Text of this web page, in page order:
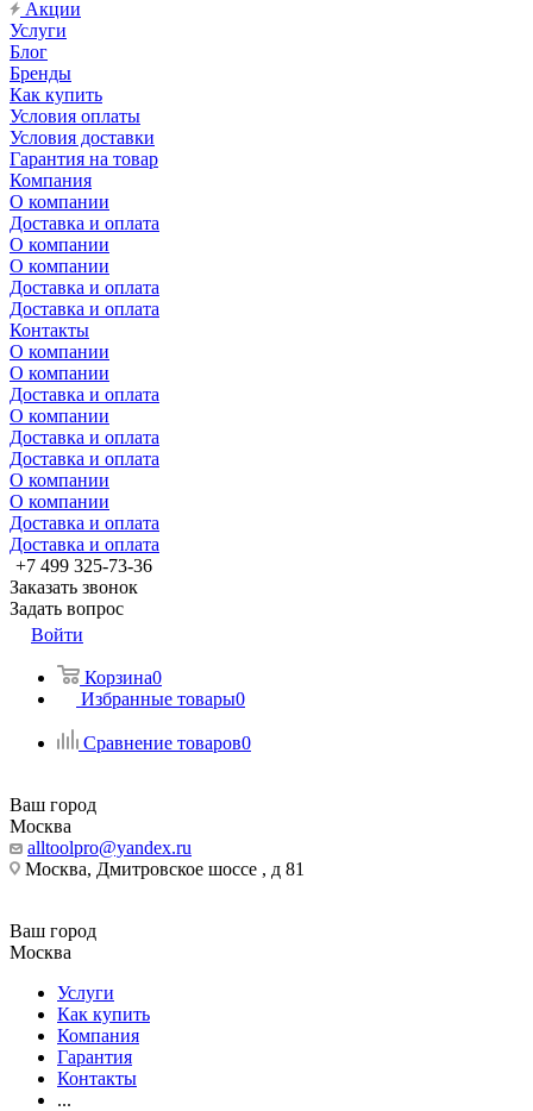
Акции
Услуги
Блог
Бренды
Как купить
Условия оплаты
Условия доставки
Гарантия на товар
Компания
О компании
Доставка и оплата
О компании
О компании
Доставка и оплата
Доставка и оплата
Контакты
О компании
О компании
Доставка и оплата
О компании
Доставка и оплата
Доставка и оплата
О компании
О компании
Доставка и оплата
Доставка и оплата
+7 499 325-73-36
Заказать звонок
Задать вопрос
Войти
Корзина0
Избранные товары0
Сравнение товаров0
Ваш город
Москва
alltoolpro@yandex.ru
Москва, Дмитровское шоссе , д 81
Ваш город
Москва
Услуги
Как купить
Компания
Гарантия
Контакты
...